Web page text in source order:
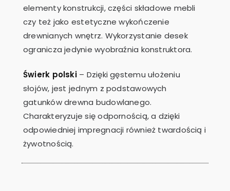
elementy konstrukcji, części składowe mebli
czy też jako estetyczne wykończenie
drewnianych wnętrz. Wykorzystanie desek
ogranicza jedynie wyobraźnia konstruktora.
Świerk polski– Dzięki gęstemu ułożeniu
słojów, jest jednym z podstawowych
gatunków drewna budowlanego.
Charakteryzuje się odpornością, a dzięki
odpowiedniej impregnacji również twardością i
żywotnością.